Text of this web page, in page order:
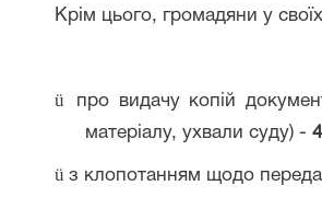
Крім цього, громадяни у
ü
про видачу копій
матеріалу, ухвали суду) -
ü з клопотанням щодо